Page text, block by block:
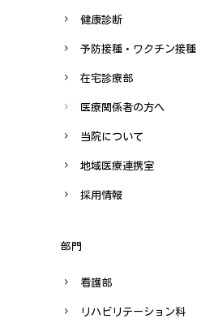
健康診断
予防接種・ワクチン接種
在宅診療部
医療関係者の方へ
当院について
地域医療連携室
採用情報
部門
看護部
リハビリテーション科